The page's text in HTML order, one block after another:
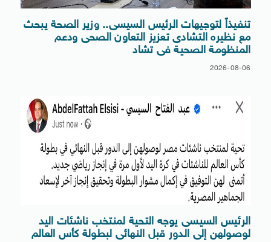
تنفيذاً لتوجيهات الرئيس السيسى.. وزير الصحة يبحث
مع نظيره التشادى تعزيز التعاون الصحى ودعم
المنظومة الصحية فى تشاد
2026-08-06
الرئيس السيسى يوجه التحية لمنتخب ناشئات اليد
لوصولهن إلى الدور قبل النهائى لبطولة كأس العالم